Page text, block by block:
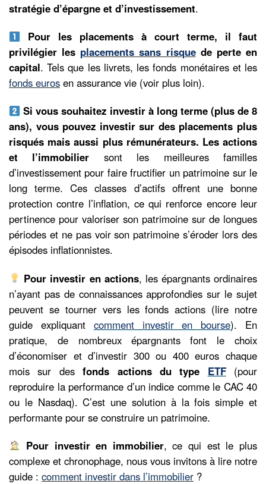
stratégie d’épargne et d’investissement.
Pour les placements à court terme, il faut
privilégier les placements sans risquede perte en
capital. Tels que les livrets, les fonds monétaires et les
fonds euros en assurance vie (voir plus loin).
Si vous souhaitez investir à long terme (plus de 8
ans), vous pouvez investir sur des placements plus
risqués mais aussi plus rémunérateurs. Les actions
et l’immobilier sont les meilleures familles
d’investissement pour faire fructifier un patrimoine sur le
long terme. Ces classes d’actifs offrent une bonne
protection contre l’inflation, ce qui renforce encore leur
pertinence pour valoriser son patrimoine sur de longues
périodes et ne pas voir son patrimoine s’éroder lors des
épisodes inflationnistes.
Pour investir en actions, les épargnants ordinaires
n’ayant pas de connaissances approfondies sur le sujet
peuvent se tourner vers les fonds actions (lire notre
guide expliquant comment investir en bourse). En
pratique, de nombreux épargnants font le choix
d’économiser et d’investir 300 ou 400 euros chaque
mois sur desfonds actions du type ETF(pour
reproduire la performance d’un indice comme le CAC 40
ou le Nasdaq). C’est une solution à la fois simple et
performante pour se construire un patrimoine.
Pour investir en immobilier, ce qui est le plus
complexe et chronophage, nous vous invitons à lire notre
guide : comment investir dans l’immobilier ?